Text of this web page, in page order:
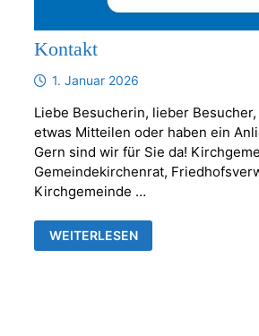
Kontakt
1. Januar 2026
Liebe Besucherin, lieber
etwas Mitteilen oder haben ein
Gern sind wir für Sie da!
Gemeindekirchenrat,
Kirchgemeinde …
KONTAKT
WEITERLESEN